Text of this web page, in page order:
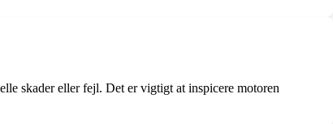
skader eller fejl. Det er vigtigt at inspicere motoren